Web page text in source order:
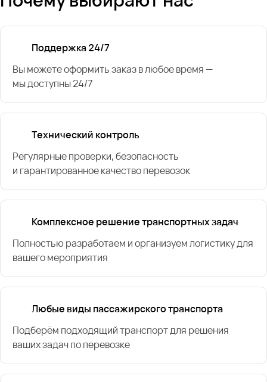
Поддержка 24/7
Вы можете оформить заказ в любое время —
мы доступны 24/7
Технический контроль
Регулярные проверки, безопасность
и гарантированное качество перевозок
Комплексное решение транспортных задач
Полностью разработаем и организуем логистику для
вашего мероприятия
Любые виды пассажирского транспорта
Подберём подходящий транспорт для решения
ваших задач по перевозке